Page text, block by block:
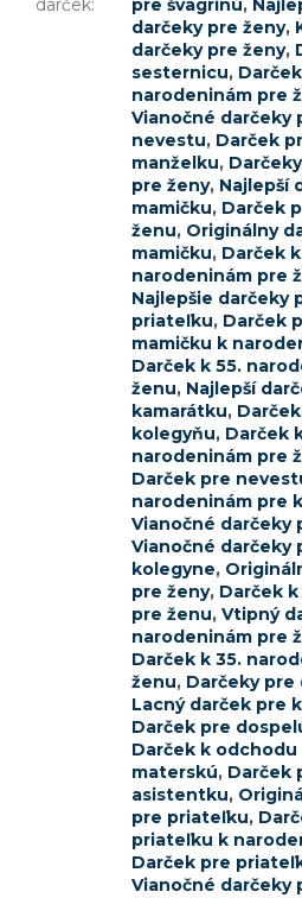
darček:
pre švagrinú,
darčeky pre ženy,
darčeky pre ženy,
sesternicu,
narodeninám pre
Vianočné darčeky
nevestu, Darček
manželku,
pre ženy, Najlepší
mamičku, Darček
ženu, Originálny
mamičku, Darček
narodeninám pre
Najlepšie darčeky
priateľku, Darček
mamičku k
Darček k 55.
ženu, Najlepší
kamarátku,
kolegyňu, Darček
narodeninám pre
Darček pre
narodeninám pre
Vianočné darčeky
Vianočné darčeky
kolegyne,
pre ženy, Darček
pre ženu, Vtipný
narodeninám pre
Darček k 35.
ženu, Darčeky pre
Lacný darček pre
Darček pre
Darček k odchodu
materskú, Darček
asistentku,
pre priateľku,
priateľku k
Darček pre
Vianočné darčeky